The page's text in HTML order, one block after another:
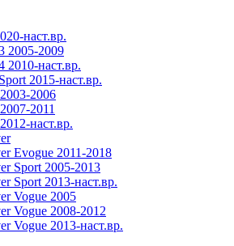
наст.вр.
2005-2009
2010-наст.вр.
2015-наст.вр.
2006
2011
наст.вр.
Evogue 2011-2018
Sport 2005-2013
Sport 2013-наст.вр.
Vogue 2005
Vogue 2008-2012
Vogue 2013-наст.вр.